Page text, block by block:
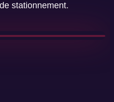
stationnement.